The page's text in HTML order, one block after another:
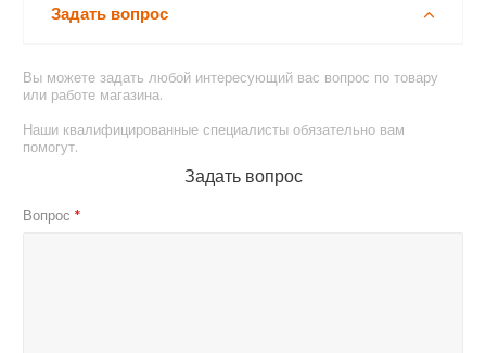
Задать вопрос
Вы можете задать любой интересующий вас вопрос по товару
или работе магазина.
Наши квалифицированные специалисты обязательно вам
помогут.
Задать вопрос
Вопрос *